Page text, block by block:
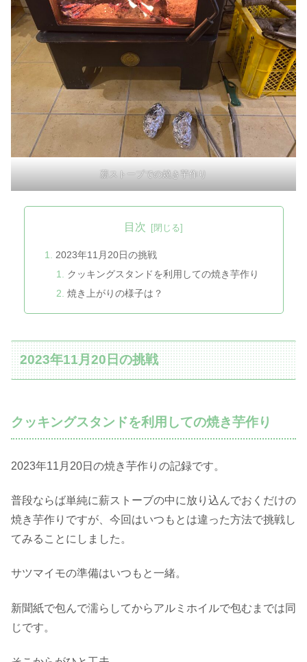
薪ストーブでの焼き芋作り
目次
2023年11月20日の挑戦
クッキングスタンドを利用しての焼き芋作り
焼き上がりの様子は？
2023年11月20日の挑戦
クッキングスタンドを利用しての焼き芋作り
2023年11月20日の焼き芋作りの記録です。
普段ならば単純に薪ストーブの中に放り込んでおくだけの
焼き芋作りですが、今回はいつもとは違った方法で挑戦し
てみることにしました。
サツマイモの準備はいつもと一緒。
新聞紙で包んで濡らしてからアルミホイルで包むまでは同
じです。